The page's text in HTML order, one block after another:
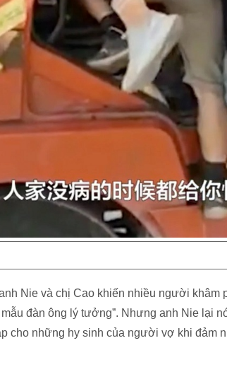
Nie và chị Cao khiến nhiều người khâm
đàn ông lý tưởng”. Nhưng anh Nie lại
cho những hy sinh của người vợ khi đảm